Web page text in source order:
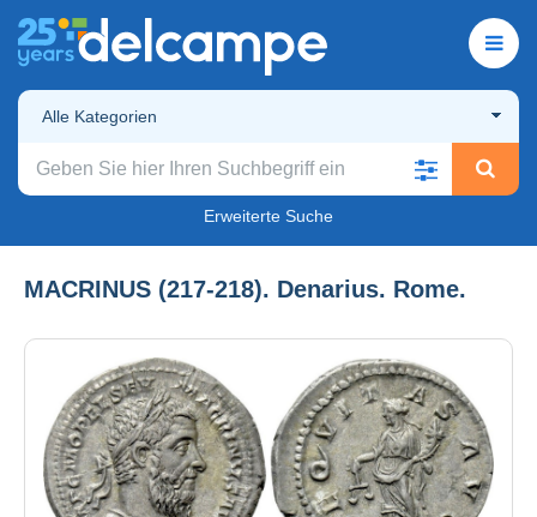
Alle Kategorien
Erweiterte Suche
MACRINUS (217-218). Denarius. Rome.